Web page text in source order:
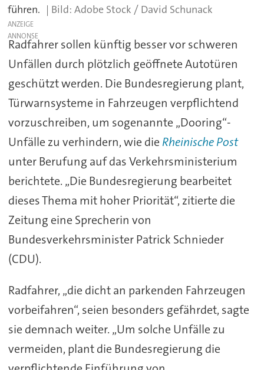
führen.
Adobe Stock / David Schunack
ANZEIGE
Radfahrer sollen künftig besser vor schweren
Unfällen durch plötzlich geöffnete Autotüren
geschützt werden. Die Bundesregierung plant,
Türwarnsysteme in Fahrzeugen verpflichtend
vorzuschreiben, um sogenannte „Dooring“-
Unfälle zu verhindern, wie die Rheinische Post
unter Berufung auf das Verkehrsministerium
berichtete. „Die Bundesregierung bearbeitet
dieses Thema mit hoher Priorität“, zitierte die
Zeitung eine Sprecherin von
Bundesverkehrsminister Patrick Schnieder
(CDU).
Radfahrer, „die dicht an parkenden Fahrzeugen
vorbeifahren“, seien besonders gefährdet, sagte
sie demnach weiter. „Um solche Unfälle zu
vermeiden, plant die Bundesregierung die